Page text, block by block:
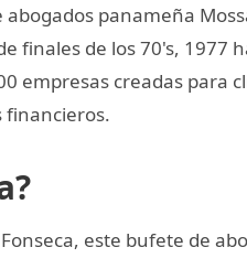
panameña
finales de los 70's, 1977
empresas creadas para
este bufete de